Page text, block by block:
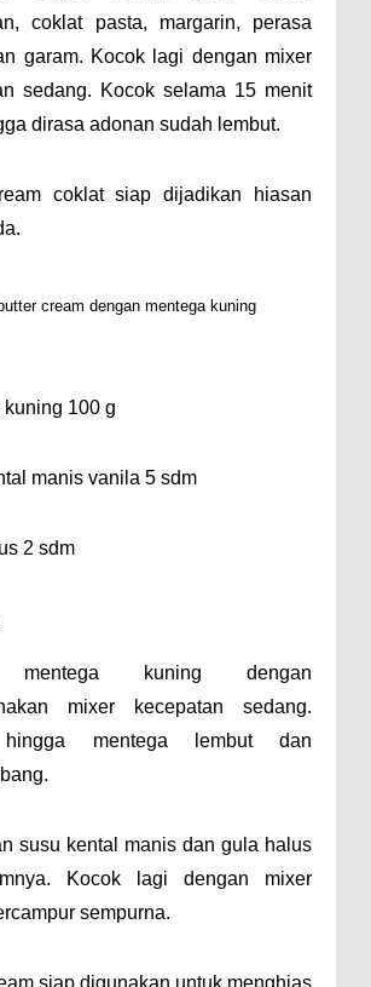
coklat pasta, margarin, perasa
garam. Kocok lagi dengan mixer
sedang. Kocok selama 15 menit
dirasa adonan sudah lembut.
coklat siap dijadikan hiasan
cream dengan mentega kuning
kuning 100 g
manis vanila 5 sdm
2 sdm
mentega kuning dengan
mixer kecepatan sedang.
mentega lembut dan
susu kental manis dan gula halus
Kocok lagi dengan mixer
sempurna.
siap digunakan untuk menghias